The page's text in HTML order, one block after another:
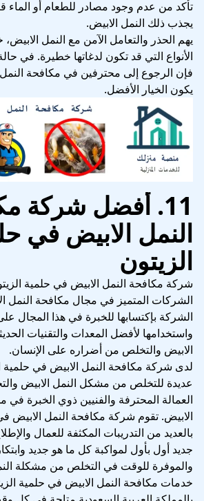
تأكد من عدم وجود مصادر للطعام أو
يجذب ذلك النمل الابيض.
يهم الحذر والتعامل الآمن مع النمل
الأنواع التي قد تكون لدغاتها خطيرة. في
فإن الرجوع إلى محترفين في مكافحة
يكون الخيار الأفضل.
11. أفضل شركة
النمل الابيض في
الزيتون
شركة مكافحة النمل الابيض في حلمية
الشركات المتميز في مجال مكافحة النمل
الشركة بإكتسابها للخبرة في هذا المجال
واستخدامها لأفضل المعدات والتقنيات
الابيض والتخلص من أضراره على الإنسان.
لدى شركة مكافحة النمل الابيض في حلمية
عديدة للتخلص من مشكل النمل الابيض
العمالة المحترفة والفنيين ذوي الخبرة
الابيض. تقوم شركة مكافحة النمل الابيض
بالعديد من التدريبات المكثفة للعمال
جديد أول بأول لمواكبة كل ما هو جديد
والموفرة للوقت في التخلص من مشكلة
خدمات مكافحة النمل الابيض في حلمية